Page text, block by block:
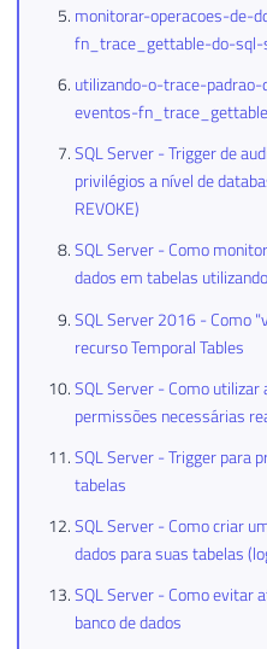
monitorar-operacoes-de-
fn_trace_gettable-do-
utilizando-o-trace-
eventos-fn_trace_gettable
SQL Server - Trigger de
privilégios a nível de
REVOKE)
SQL Server - Como
dados em tabelas
SQL Server 2016 - Como
recurso Temporal Tables
SQL Server - Como
permissões necessárias
SQL Server - Trigger para
tabelas
SQL Server - Como criar
dados para suas tabelas
SQL Server - Como evitar
banco de dados